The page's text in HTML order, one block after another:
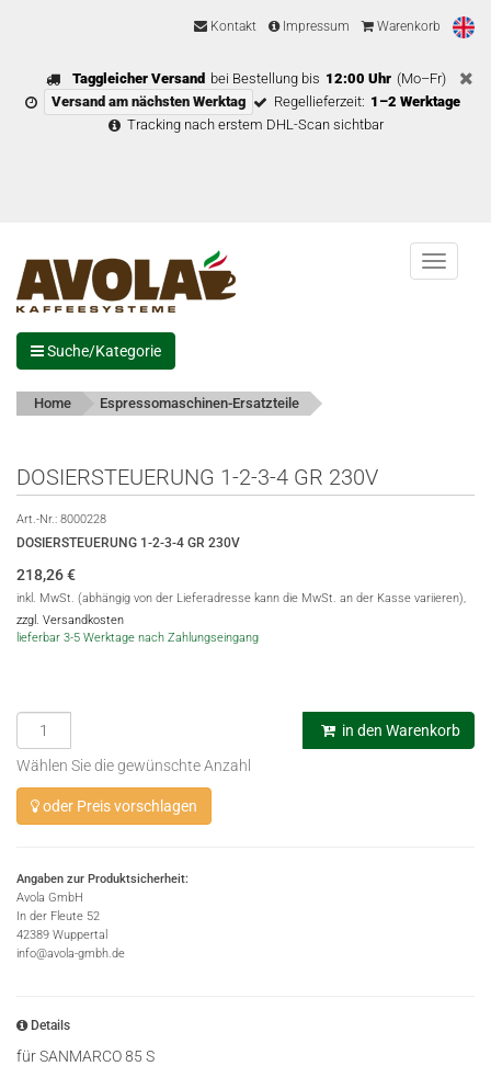
Kontakt Impressum Warenkorb
Taggleicher Versand bei Bestellung bis 12:00 Uhr (Mo–Fr)
Versand am nächsten Werktag
Regellieferzeit: 1–2 Werktage
Tracking nach erstem DHL-Scan sichtbar
Menu
Suche/Kategorie
Home Espressomaschinen-Ersatzteile
DOSIERSTEUERUNG 1-2-3-4 GR 230V
Art.-Nr.: 8000228
DOSIERSTEUERUNG 1-2-3-4 GR 230V
218,26€
inkl. MwSt. (abhängig von der Lieferadresse kann die MwSt. an der Kasse variieren),
zzgl. Versandkosten
lieferbar 3-5 Werktage nach Zahlungseingang
in den Warenkorb
Wählen Sie die gewünschte Anzahl
oder Preis vorschlagen
Angaben zur Produktsicherheit:
Avola GmbH
In der Fleute 52
42389 Wuppertal
info@avola-gmbh.de
Details
für SANMARCO 85 S